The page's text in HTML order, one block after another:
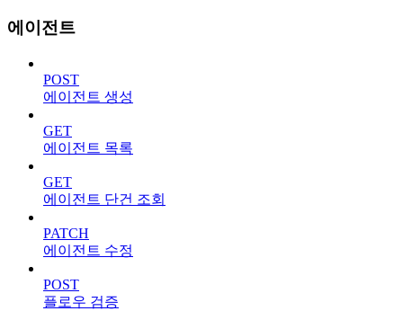
에이전트
POST
에이전트 생성
GET
에이전트 목록
GET
에이전트 단건 조회
PATCH
에이전트 수정
POST
플로우 검증